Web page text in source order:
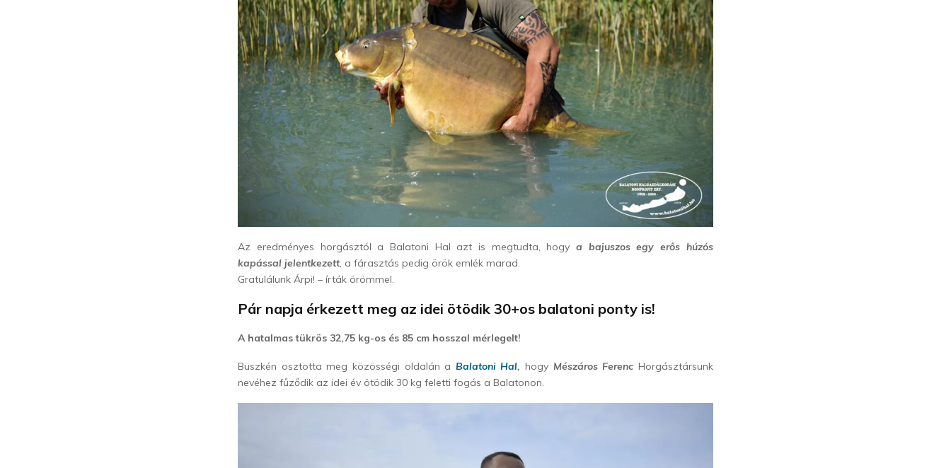
Az eredményes horgásztól a Balatoni Hal azt is megtudta, hogya bajuszos egy erős húzós
kapással jelentkezett, a fárasztás pedig örök emlék marad.
Gratulálunk Árpi! – írták örömmel.
Pár napja érkezett meg az idei ötödik 30+os balatoni ponty is!
A hatalmas tükrös 32,75 kg-os és 85 cm hosszal mérlegelt!
Büszkén osztotta meg közösségi oldalán a Balatoni Hal, hogy Mészáros Ferenc Horgásztársunk
nevéhez fűződik az idei év ötödik 30 kg feletti fogás a Balatonon.